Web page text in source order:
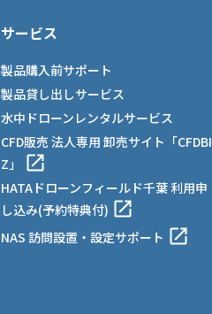
サービス
製品購入前サポート
製品貸し出しサービス
水中ドローンレンタルサービス
CFD販売 法人専用 卸売サイト「CFDBI
Z」
HATAドローンフィールド千葉 利用申
し込み(予約特典付)
NAS 訪問設置・設定サポート